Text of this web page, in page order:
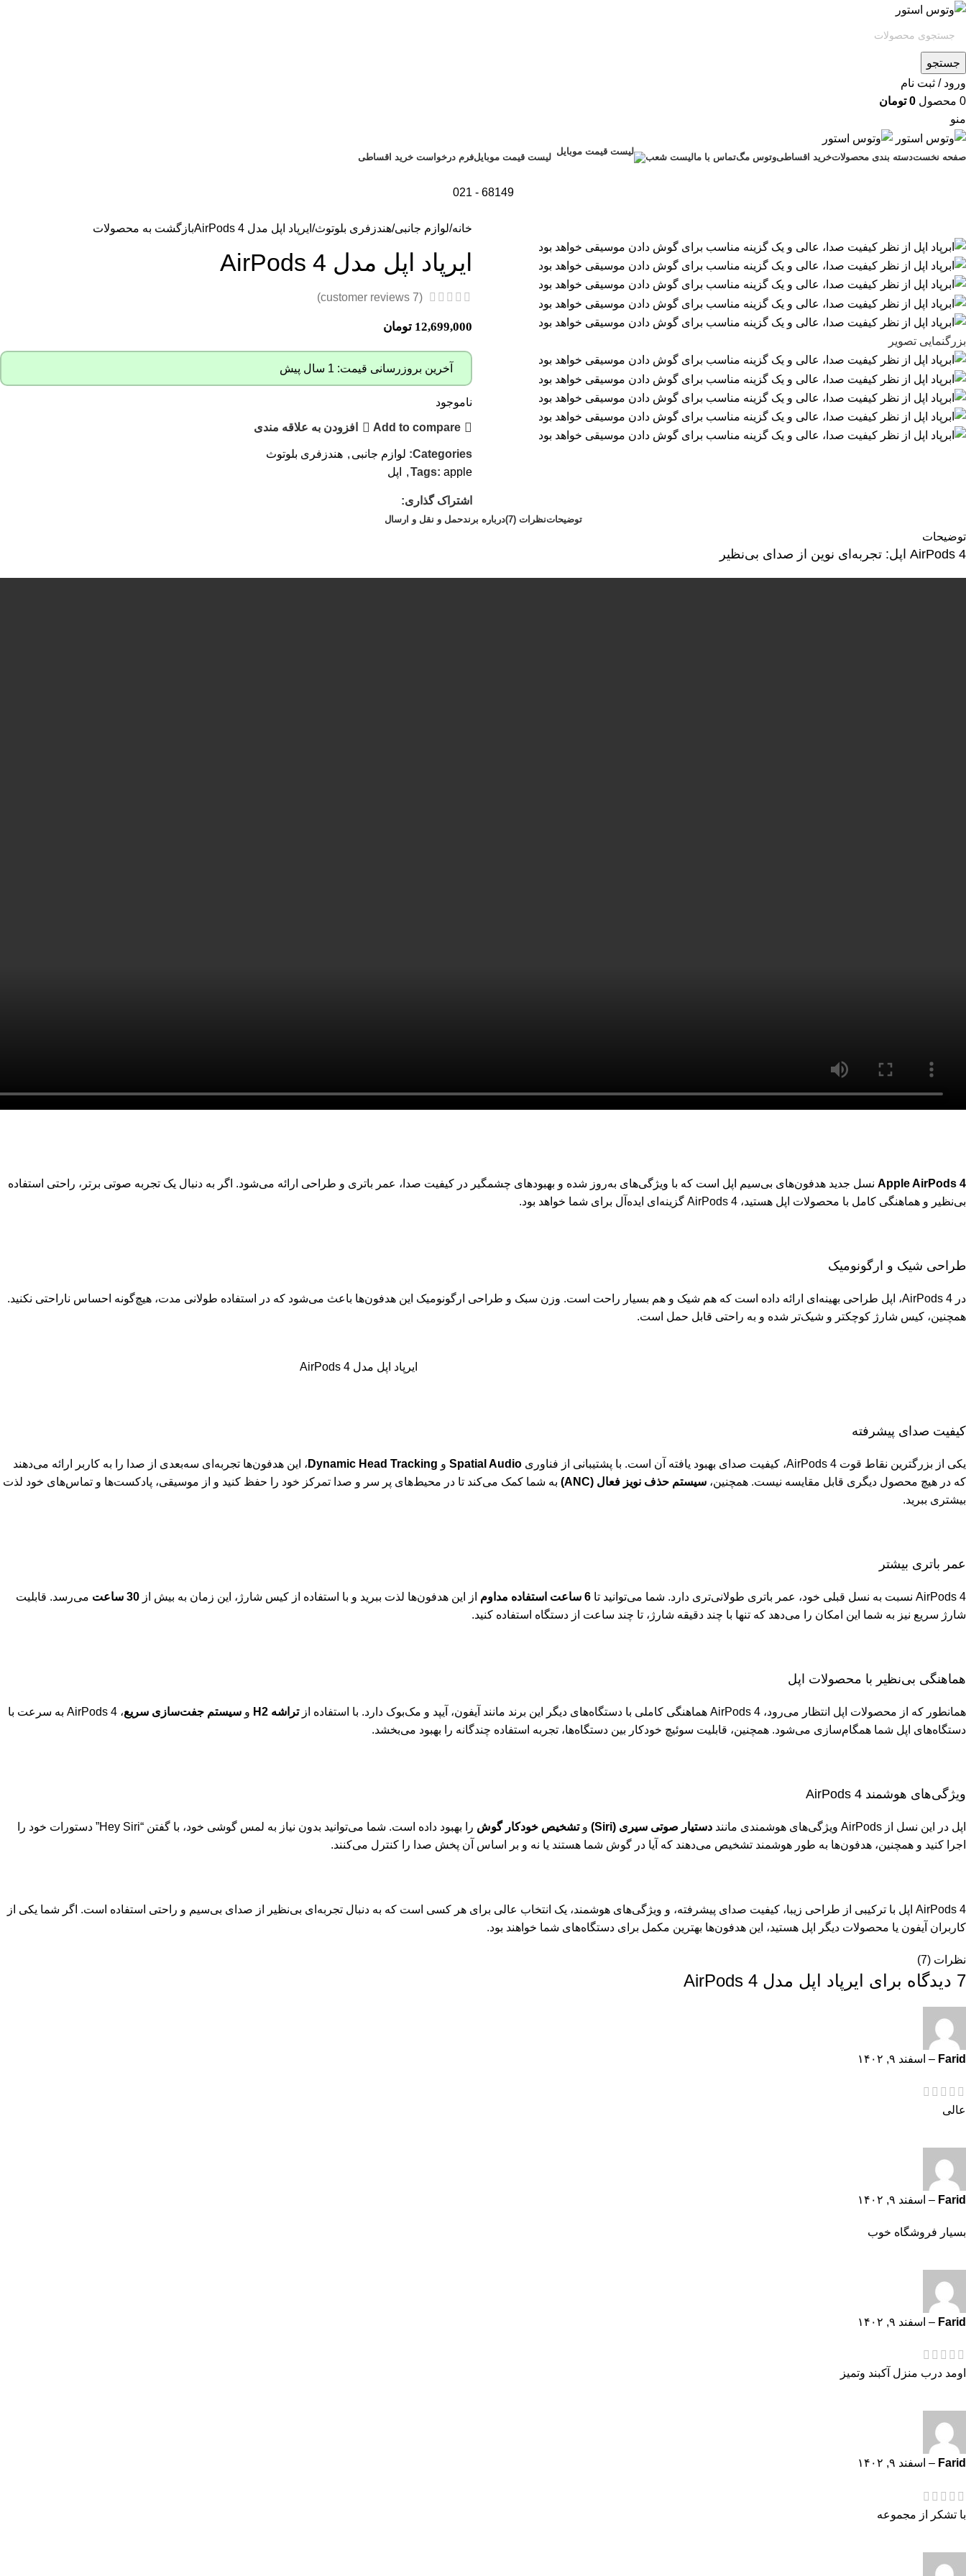
جستجو
ورود / ثبت نام
0 محصول 0 تومان
منو
صفحه نخستدسته بندی محصولاتخرید اقساطیوتوس مگتماس با مالیست شعب لیست قیمت موبایلفرم درخواست خرید اقساطی
68149 - 021
بزرگنمایی تصویر
خانه لوازم جانبی هندزفری بلوتوث ایرپاد اپل مدل AirPods 4 بازگشت به محصولات
ایرپاد اپل مدل AirPods 4
(
7
12,699,000 تومان
آخرین بروزرسانی قیمت: 1 سال پیش
ناموجود
Add to compare افزودن به علاقه مندی
Categories: لوازم جانبی , هندزفری بلوتوث
Tags: apple
, اپل
اشتراک گذاری:
توضیحاتنظرات (7) درباره برندحمل و نقل و ارسال
توضیحات
AirPods 4 اپل: تجربه‌ای نوین از صدای بی‌نظیر
Apple AirPods 4 نسل جدید هدفون‌های بی‌سیم اپل است که با ویژگی‌های به‌روز شده و بهبودهای چشمگیر در کیفیت صدا، عمر باتری و طراحی ارائه می‌شود. اگر به دنبال یک تجربه صوتی برتر، راحتی استفاده
بی‌نظیر و هماهنگی کامل با محصولات اپل هستید، AirPods 4 گزینه‌ای ایده‌آل برای شما خواهد بود.
طراحی شیک و ارگونومیک
در AirPods 4، اپل طراحی بهینه‌ای ارائه داده است که هم شیک و هم بسیار راحت است. وزن سبک و طراحی ارگونومیک این هدفون‌ها باعث می‌شود که در استفاده طولانی مدت، هیچ‌گونه احساس ناراحتی نکنید.
همچنین، کیس شارژ کوچکتر و شیک‌تر شده و به راحتی قابل حمل است.
ایرپاد اپل مدل AirPods 4
کیفیت صدای پیشرفته
یکی از بزرگترین نقاط قوت AirPods 4، کیفیت صدای بهبود یافته آن است. با پشتیبانی از فناوری Spatial Audio و Dynamic Head Tracking ، این هدفون‌ها تجربه‌ای سه‌بعدی از صدا را به کاربر ارائه می‌دهند
که در هیچ محصول دیگری قابل مقایسه نیست. همچنین، سیستم حذف نویز فعال (ANC)
به شما کمک می‌کند تا در محیط‌های پر سر و صدا تمرکز خود را حفظ کنید و از موسیقی، پادکست‌ها و تماس‌های خود لذت
بیشتری ببرید.
عمر باتری بیشتر
AirPods 4 نسبت به نسل قبلی خود، عمر باتری طولانی‌تری دارد. شما می‌توانید تا 6 ساعت استفاده مداوم از این هدفون‌ها لذت ببرید و با استفاده از کیس شارژ، این زمان به بیش از 30 ساعت
می‌رسد. قابلیت
شارژ سریع نیز به شما این امکان را می‌دهد که تنها با چند دقیقه شارژ، تا چند ساعت از دستگاه استفاده کنید.
هماهنگی بی‌نظیر با محصولات اپل
همانطور که از محصولات اپل انتظار می‌رود، AirPods 4 هماهنگی کاملی با دستگاه‌های دیگر این برند مانند آیفون، آیپد و مک‌بوک دارد. با استفاده از تراشه H2 و سیستم جفت‌سازی سریع
، AirPods 4 به سرعت با
دستگاه‌های اپل شما همگام‌سازی می‌شود. همچنین، قابلیت سوئیچ خودکار بین دستگاه‌ها، تجربه استفاده چندگانه را بهبود می‌بخشد.
ویژگی‌های هوشمند AirPods 4
اپل در این نسل از AirPods ویژگی‌های هوشمندی مانند دستیار صوتی سیری (Siri) وتشخیص خودکار گوش
را بهبود داده است. شما می‌توانید بدون نیاز به لمس گوشی خود، با گفتن “Hey Siri” دستورات خود را
اجرا کنید و همچنین، هدفون‌ها به طور هوشمند تشخیص می‌دهند که آیا در گوش شما هستند یا نه و بر اساس آن پخش صدا را کنترل می‌کنند.
AirPods 4 اپل با ترکیبی از طراحی زیبا، کیفیت صدای پیشرفته، و ویژگی‌های هوشمند، یک انتخاب عالی برای هر کسی است که به دنبال تجربه‌ای بی‌نظیر از صدای بی‌سیم و راحتی استفاده است. اگر شما یکی از
کاربران آیفون یا محصولات دیگر اپل هستید، این هدفون‌ها بهترین مکمل برای دستگاه‌های شما خواهند بود.
نظرات (7)
7 دیدگاه برای ایرپاد اپل مدل AirPods 4
Farid
– اسفند ۹, ۱۴۰۲
عالی
Farid
– اسفند ۹, ۱۴۰۲
بسیار فروشگاه خوب
Farid
– اسفند ۹, ۱۴۰۲
اومد درب منزل آکبند وتمیز
Farid
– اسفند ۹, ۱۴۰۲
با تشکر از مجموعه